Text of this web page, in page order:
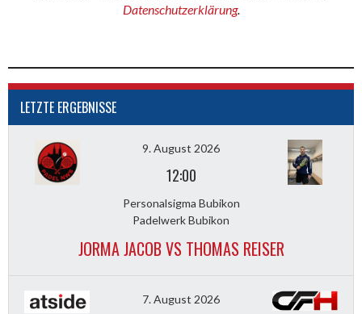
Datenschutzerklärung.
LETZTE ERGEBNISSE
9. August 2026
12:00
Personalsigma Bubikon
Padelwerk Bubikon
JORMA JACOB VS THOMAS REISER
7. August 2026